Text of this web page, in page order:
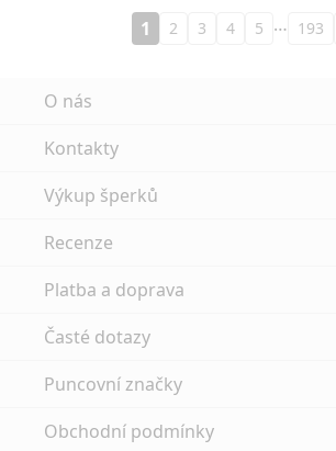
1 2 3 4 5 … 193
O nás
Kontakty
Výkup šperků
Recenze
Platba a doprava
Časté dotazy
Puncovní značky
Obchodní podmínky